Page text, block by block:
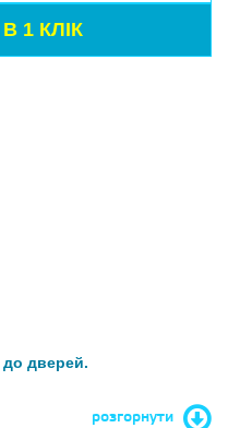
дверей.
розгорнути